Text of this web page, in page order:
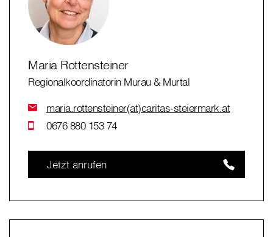
Maria Rottensteiner
Regionalkoordinatorin Murau & Murtal
maria.rottensteiner(at)caritas-steiermark.at
0676 880 153 74
Jetzt anrufen